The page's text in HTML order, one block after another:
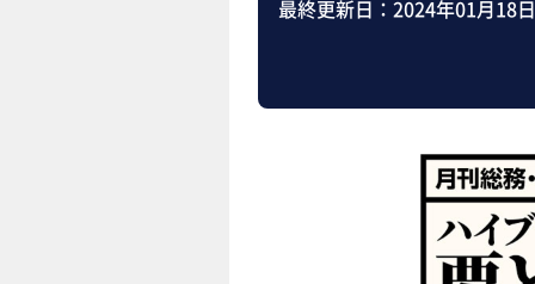
最終更新日： 2024年01月18日